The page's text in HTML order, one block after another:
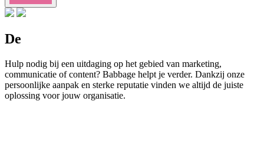
De
Hulp nodig bij een uitdaging op het gebied van marketing,
communicatie of content? Babbage helpt je verder. Dankzij onze
persoonlijke aanpak en sterke reputatie vinden we altijd de juiste
oplossing voor jouw organisatie.